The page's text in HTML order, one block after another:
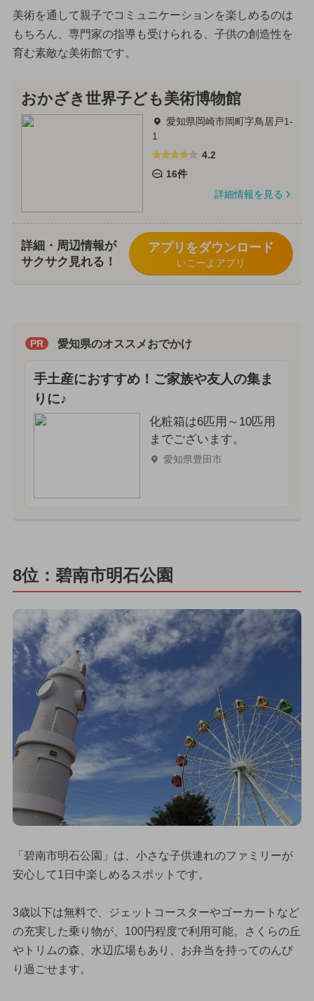
美術を通して親子でコミュニケーションを楽しめるのは
もちろん、専門家の指導も受けられる、子供の創造性を
育む素敵な美術館です。
おかざき世界子ども美術博物館
愛知県岡崎市岡町字鳥居戸1-
1
4.2
16件
詳細情報を見る
詳細・周辺情報が
サクサク見れる！
アプリをダウンロード
いこーよアプリ
PR 愛知県のオススメおでかけ
手土産におすすめ！ご家族や友人の集ま
りに♪
化粧箱は6匹用～10匹用
までございます。
愛知県豊田市
8位：碧南市明石公園
「碧南市明石公園」は、小さな子供連れのファミリーが
安心して1日中楽しめるスポットです。
3歳以下は無料で、ジェットコースターやゴーカートなど
の充実した乗り物が、100円程度で利用可能。さくらの丘
やトリムの森、水辺広場もあり、お弁当を持ってのんび
り過ごせます。